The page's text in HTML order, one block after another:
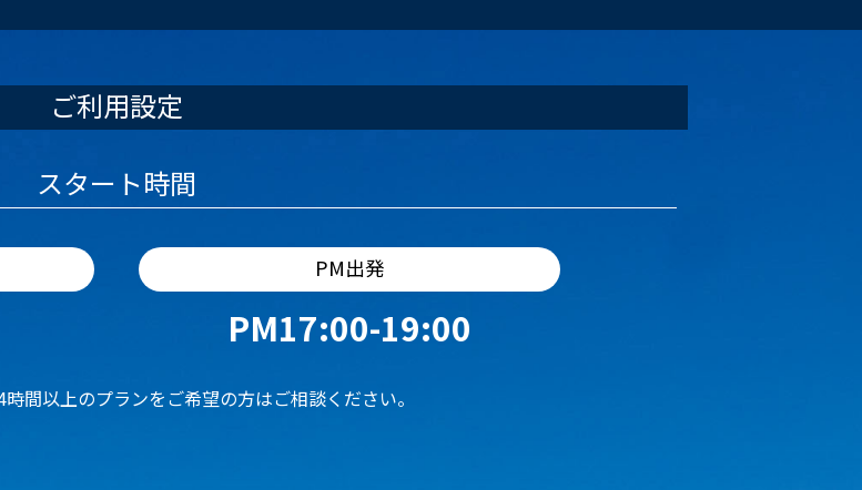
ご利用設定
スタート時間
PM出発
PM17:00-19:00
間以上のプランをご希望の方はご相談ください。